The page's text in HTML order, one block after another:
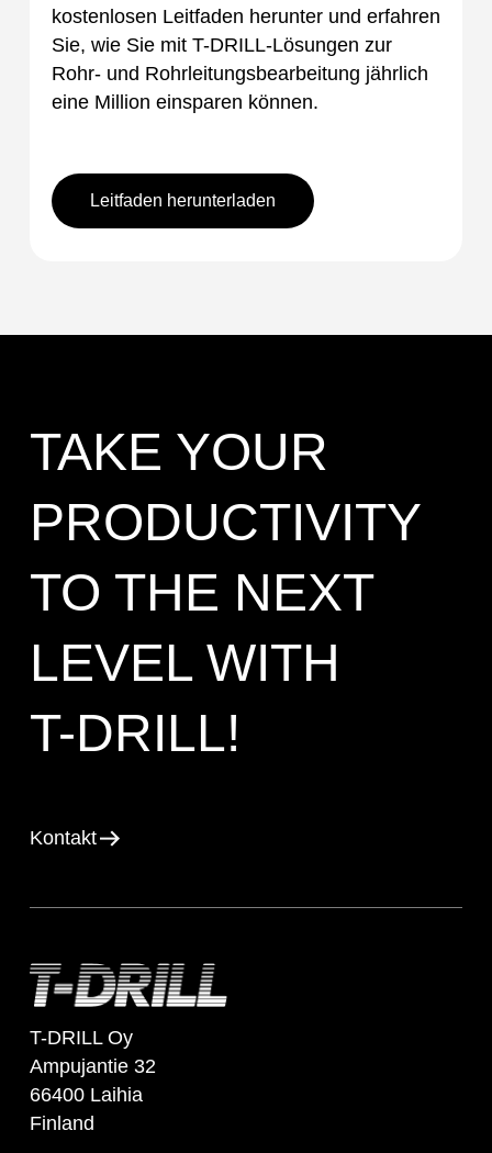
kostenlosen Leitfaden herunter und erfahren
Sie, wie Sie mit T-DRILL-Lösungen zur
Rohr- und Rohrleitungsbearbeitung jährlich
eine Million einsparen können.
Leitfaden herunterladen
TAKE YOUR
PRODUCTIVITY
TO THE NEXT
LEVEL WITH
T-DRILL!
Kontakt
T-DRILL Oy
Ampujantie 32
66400 Laihia
Finland